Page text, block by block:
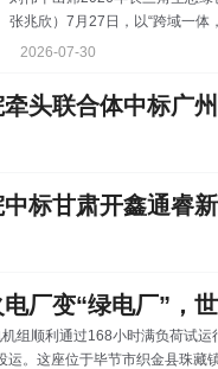
张兆欣）7月27日，以“跨域一体
展示范区开发者大会在示范区
发者联盟新一届轮值执行长单位
大会并与上海市委常委、副市
2026-07-30
头联合体中标广
组顺利通过168小时满负荷试运
运。这座位于毕节市织金县珠